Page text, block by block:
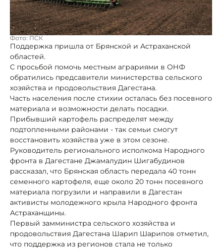
Фото: ПСК
Поддержка пришла от Брянской и Астраханской
областей.
С просьбой помочь местным аграриями в ОНФ
обратились предсавители министерства сельского
хозяйства и продовольствия Дагестана.
Часть населения после стихии осталась без посевного
материала и возможности делать посадки.
Прибывший картофель распределят между
подтопленными районами - так семьи смогут
восстановить хозяйства уже в этом сезоне.
Руководитель регионального исполкома Народного
фронта в Дагестане Джамалудин Шигабудинов
рассказал, что Брянская область передала 40 тонн
семенного картофеля, еще около 20 тонн посевного
материала погрузили и направили в Дагестан
активисты молодежного крыла Народного фронта
Астраханщины.
Первый замминистра сельского хозяйства и
продовольствия Дагестана Шарип Шарипов отметил,
что поддержка из регионов стала не только